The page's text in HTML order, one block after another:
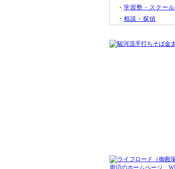
・ 学習塾・スクール
・ 相談・探偵